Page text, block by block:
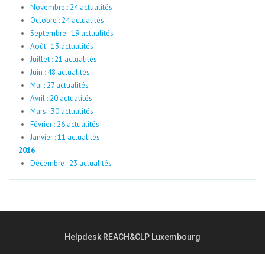
Novembre : 24 actualités
Octobre : 24 actualités
Septembre : 19 actualités
Août : 13 actualités
Juillet : 21 actualités
Juin : 48 actualités
Mai : 27 actualités
Avril : 20 actualités
Mars : 30 actualités
Février : 26 actualités
Janvier : 11 actualités
2016
Décembre : 23 actualités
Helpdesk REACH&CLP Luxembourg